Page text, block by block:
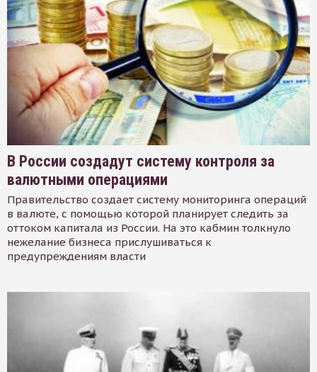
В России создадут систему контроля за
валютными операциями
Правительство создает систему мониторинга операций
в валюте, с помощью которой планирует следить за
оттоком капитала из России. На это кабмин толкнуло
нежелание бизнеса прислушиваться к
предупреждениям власти